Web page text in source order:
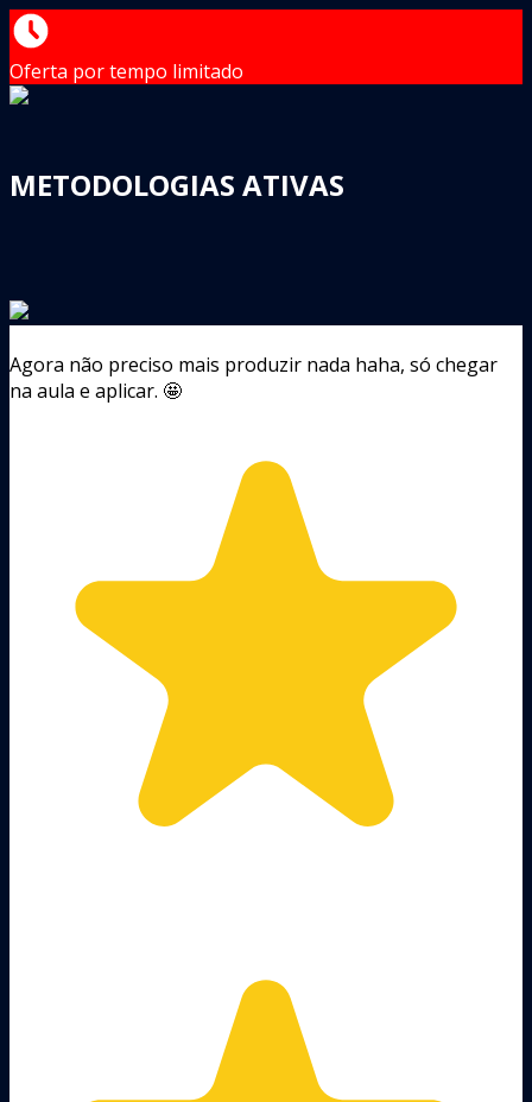
Oferta por tempo limitado
METODOLOGIAS ATIVAS
Agora não preciso mais produzir nada haha, só chegar
na aula e aplicar. 🤩